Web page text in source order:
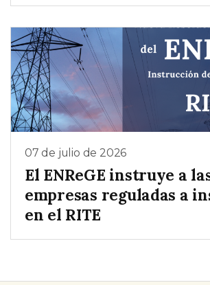
07 de julio de 2026
El ENReGE instruye a
empresas reguladas a
en el RITE